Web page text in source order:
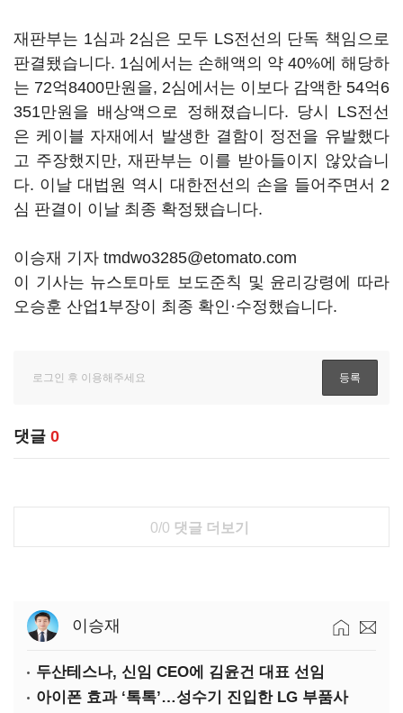
재판부는 1심과 2심은 모두 LS전선의 단독 책임으로
판결됐습니다. 1심에서는 손해액의 약 40%에 해당하
는 72억8400만원을, 2심에서는 이보다 감액한 54억6
351만원을 배상액으로 정해졌습니다. 당시 LS전선
은 케이블 자재에서 발생한 결함이 정전을 유발했다
고 주장했지만, 재판부는 이를 받아들이지 않았습니
다. 이날 대법원 역시 대한전선의 손을 들어주면서 2
심 판결이 이날 최종 확정됐습니다.
이승재 기자 tmdwo3285@etomato.com
이 기사는 뉴스토마토 보도준칙 및 윤리강령에 따라
오승훈 산업1부장이 최종 확인·수정했습니다.
댓글 0
0/0 댓글 더보기
이승재
두산테스나, 신임 CEO에 김윤건 대표 선임
아이폰 효과 ‘톡톡’…성수기 진입한 LG 부품사